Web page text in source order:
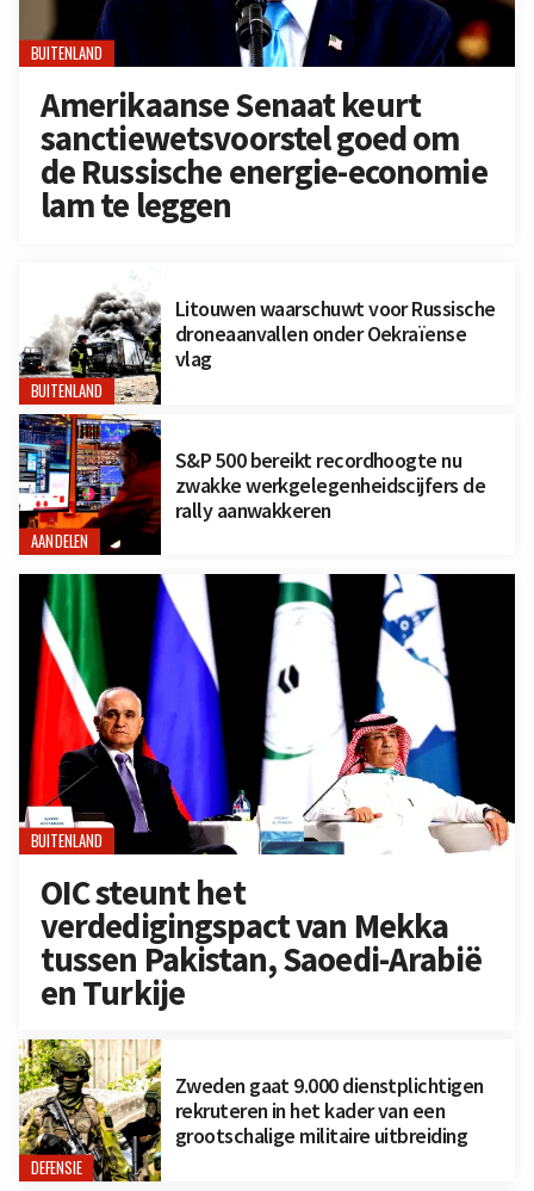
BUITENLAND
Amerikaanse Senaat keurt
sanctiewetsvoorstel goed om
de Russische energie-economie
lam te leggen
BUITENLAND
Litouwen waarschuwt voor Russische
droneaanvallen onder Oekraïense
vlag
AANDELEN
S&P 500 bereikt recordhoogte nu
zwakke werkgelegenheidscijfers de
rally aanwakkeren
BUITENLAND
OIC steunt het
verdedigingspact van Mekka
tussen Pakistan, Saoedi-Arabië
en Turkije
DEFENSIE
Zweden gaat 9.000 dienstplichtigen
rekruteren in het kader van een
grootschalige militaire uitbreiding